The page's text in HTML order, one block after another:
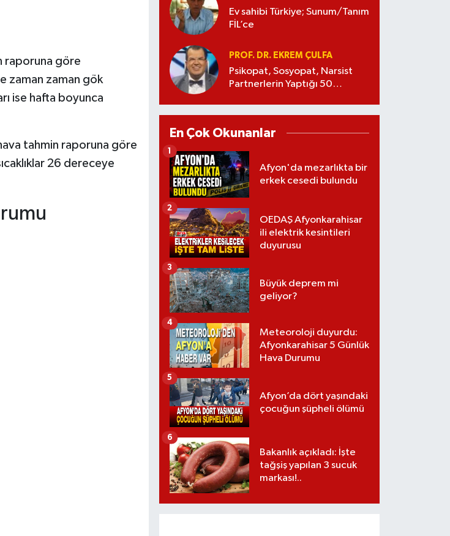
raporuna göre
zaman zaman gök
ise hafta boyunca
tahmin raporuna göre
26 dereceye
Ev sahibi Türkiye; Sunum/Tanım
FİL’ce
PROF. DR. EKREM ÇULFA
Psikopat, Sosyopat, Narsist
Partnerlerin Yaptığı 50
En Çok Okunanlar
Afyon'da mezarlıkta bir
erkek cesedi bulundu
1
OEDAŞ Afyonkarahisar
ili elektrik kesintileri
duyurusu
2
Büyük deprem mi
geliyor?
3
Meteoroloji duyurdu:
Afyonkarahisar 5 Günlük
Hava Durumu
4
Afyon’da dört yaşındaki
çocuğun şüpheli ölümü
5
Bakanlık açıkladı: İşte
tağşiş yapılan 3 sucuk
markası!..
6